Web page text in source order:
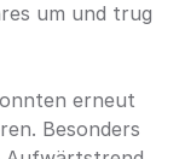
um und trug
erneut
Besonders